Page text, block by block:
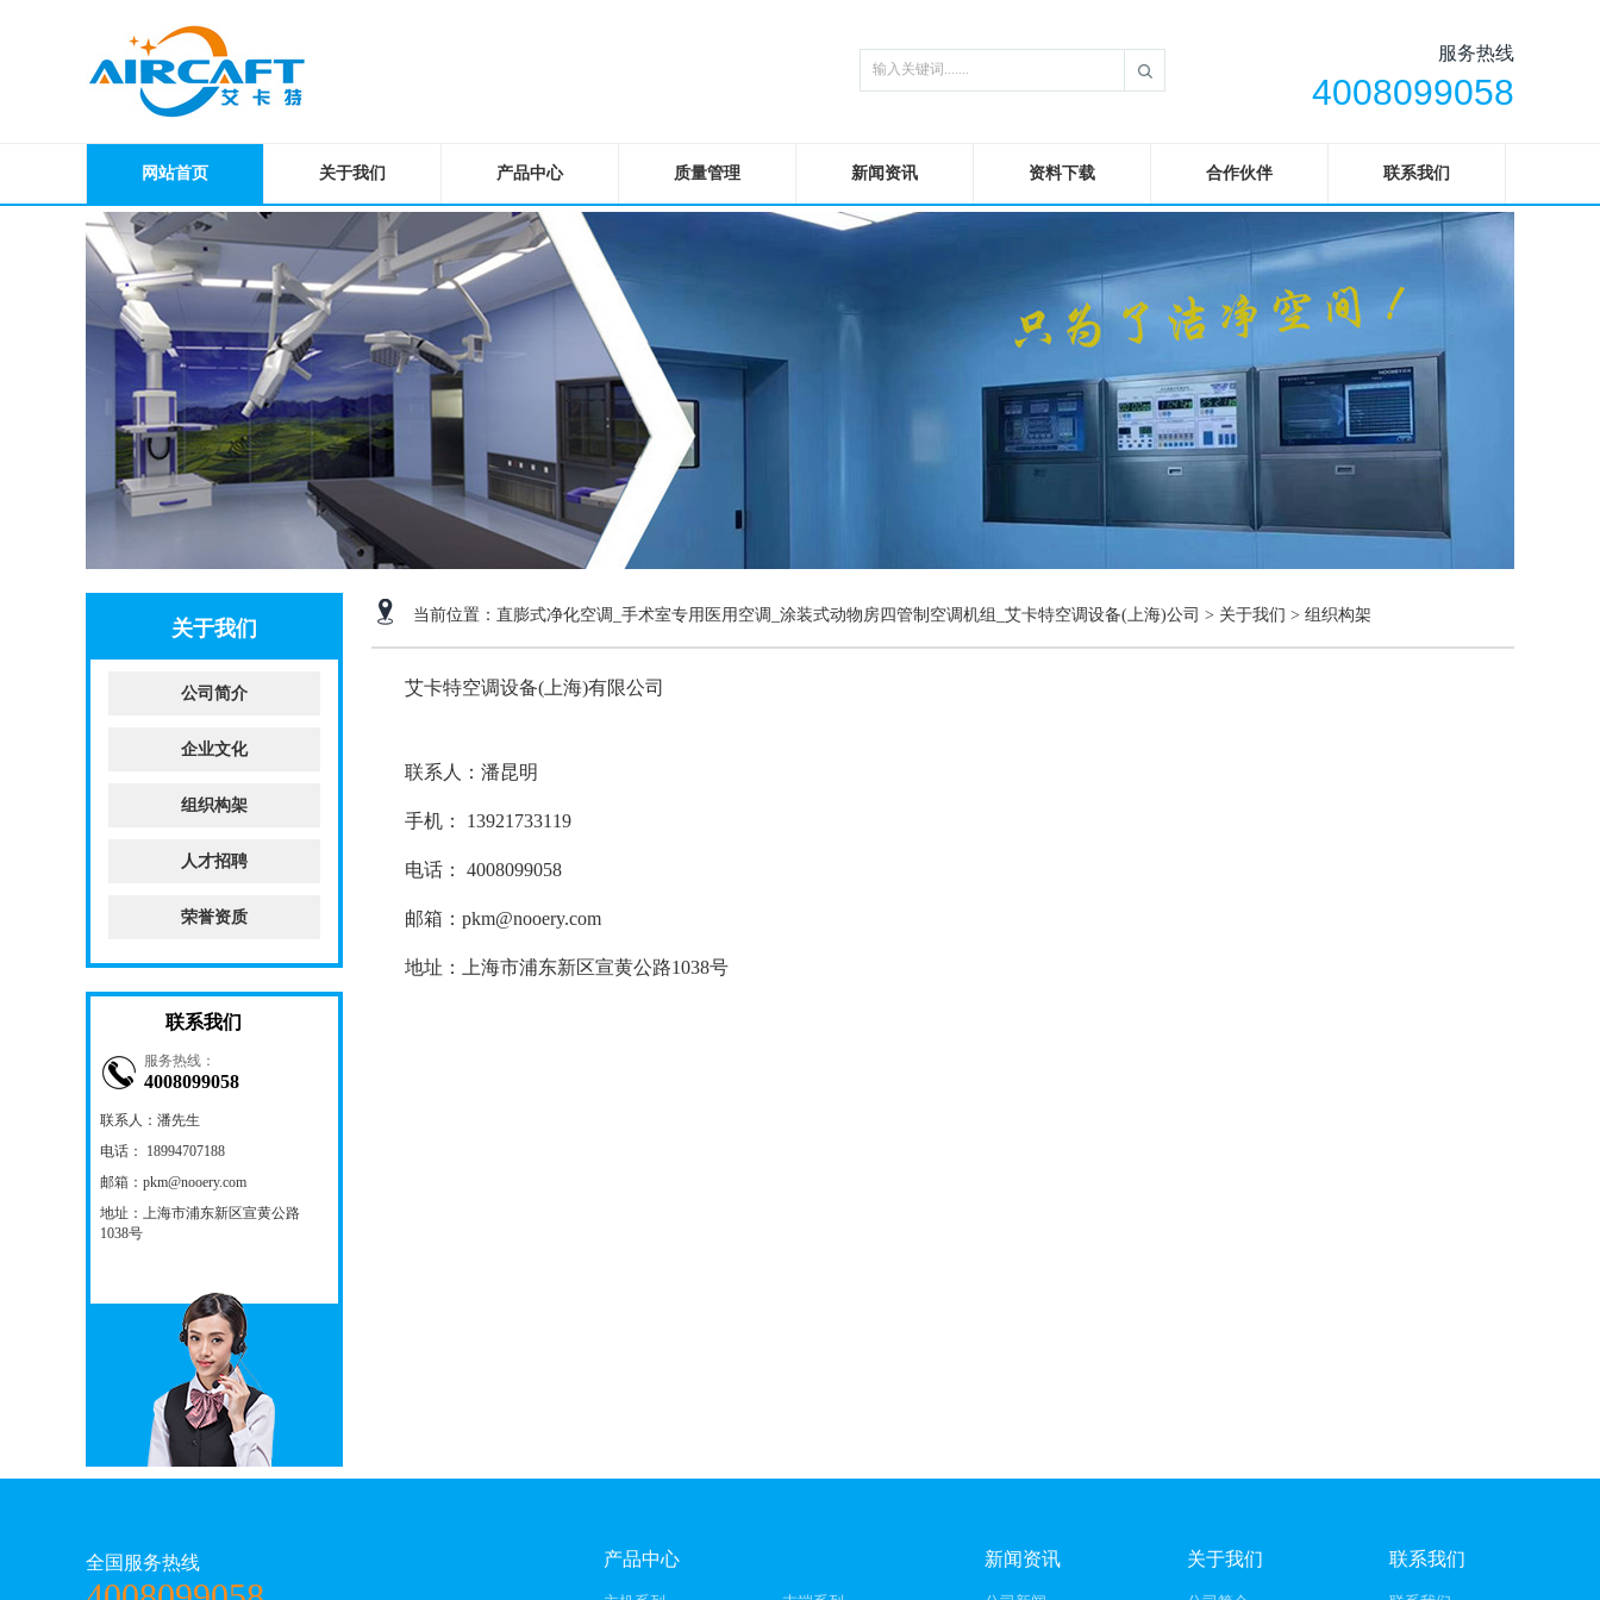
服务热线
4008099058
网站首页 关于我们 产品中心 质量管理 新闻资讯 资料下载 合作伙伴 联系我们
关于我们
公司简介
企业文化
组织构架
人才招聘
荣誉资质
联系我们
服务热线：
4008099058
联系人：潘先生
电话： 18994707188
邮箱：pkm@nooery.com
地址：上海市浦东新区宣黄公路
1038号
当前位置： 直膨式净化空调_手术室专用医用空调_涂装式动物房四管制空调机组_艾卡特空调设备(上海)公司 > 关于我们 > 组织构架
艾卡特空调设备(上海)有限公司
联系人：潘昆明
手机： 13921733119
电话： 4008099058
邮箱：pkm@nooery.com
地址：上海市浦东新区宣黄公路1038号
全国服务热线 产品中心 新闻资讯 关于我们 联系我们